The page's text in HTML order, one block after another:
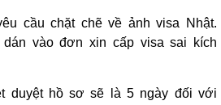
cầu chặt chẽ về ảnh visa Nhật.
dán vào đơn xin cấp visa sai kích
duyệt hồ sơ sẽ là 5 ngày đối với